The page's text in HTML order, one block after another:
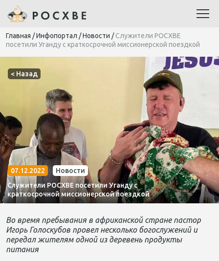
Главная /Инфопортал /Новости /Служители РОСХВЕ
посетили Уганду с краткосрочной миссионерской поездкой
< Назад
07.12.2022
Новости
Служители РОСХВЕ посетили Уганду с
краткосрочной миссионерской поездкой
Во время пребывания в африканской странепастор
Игорь Голоскубов провел несколько богослужений и
передал жителям одной из деревень продукты
питания